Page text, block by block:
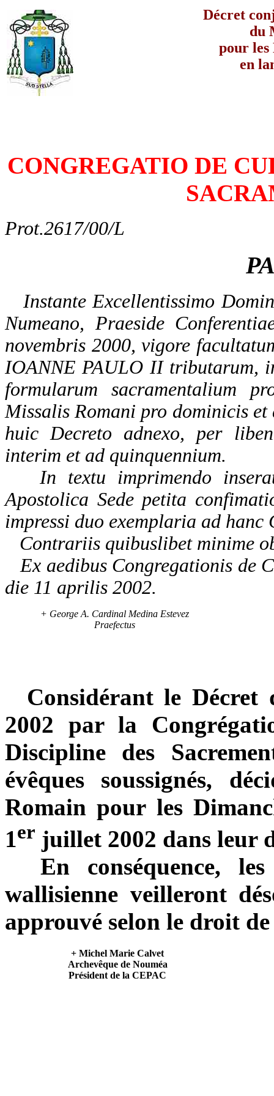
Décret
du
pour les
en
CONGREGATIO DE
Prot.2617/00/L
Instante Excellentissimo
Numeano, Praeside
novembris 2000, vigore
IOANNE PAULO II tributarum,
formularum sacramentalium
Missalis Romani pro dominicis
huic Decreto adnexo, per
interim et ad quinquennium.
In textu imprimendo
Apostolica Sede petita
impressi duo exemplaria ad
Contrariis quibuslibet minime
Ex aedibus Congregationis de
die 11 aprilis 2002.
+ George A. Cardinal Medina Estevez
Praefectus
Considérant le Décret
2002 par la
Discipline des
évêques soussignés,
Romain pour les
1er juillet 2002 dans leur
En conséquence,
wallisienne veilleront
approuvé selon le droit
+ Michel Marie Calvet
Archevêque de Nouméa
Président de la CEPAC